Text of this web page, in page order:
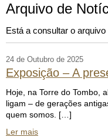
Arquivo de
Está a consultar o
24 de Outubro de 2025
Exposição – A
Hoje, na Torre do Tombo,
ligam – de gerações
quem somos. […]
Ler mais